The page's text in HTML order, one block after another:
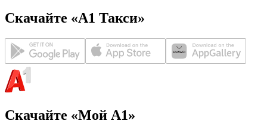
Скачайте «А1 Такси»
Скачайте «Мой А1»